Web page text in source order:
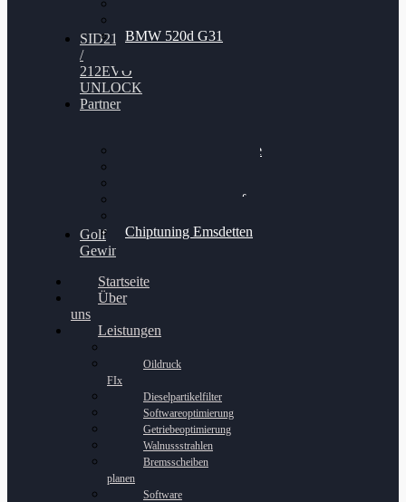
BMW 520d G31
SID212
/
212EVO
UNLOCK
Partner
Bilgenroth Performance
Chiptuning Schüttorf
Chiptuning Emsdetten
Golf
Gewinnspiel
Startseite
Über
uns
Leistungen
Oildruck
FIx
Dieselpartikelfilter
Softwareoptimierung
Getriebeoptimierung
Walnussstrahlen
Bremsscheiben
planen
Software